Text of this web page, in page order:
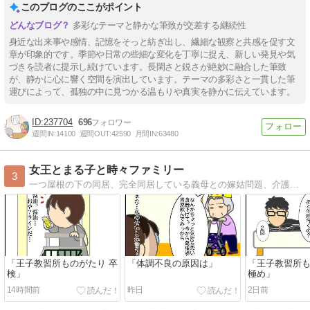
このブログのここがポイント
多彩なテーマと静かな筆致が交差する継続性
身近な出来事や感情、記憶をそっと紡ぎ出し、繊細な観察と共感を促す文
章が印象的です。季節や日常の些細な変化を丁寧に捉え、新しい発見や気
づきを読者に提示し続けています。長閑さと鋭さが絶妙に融合した筆致
が、静かに心に響く空間を演出しています。テーマの多彩さと一貫した筆
運びによって、孤独の中に見つかる温もりや真実を静かに伝えています。
237704 696
週間IN:14100 週間OUT:42590 月間IN:63480
3
女王とまる子と時々ファミリー
一つ屋根の下の同居、完全同居している義母との嫁姑問題、介護に対する嫁の愚痴メインのブログです。
「王子教習所ものがたり 卒
検」
14時間前
「体調不良の原因は」
昨日
「王子教習所
極め」
2日前